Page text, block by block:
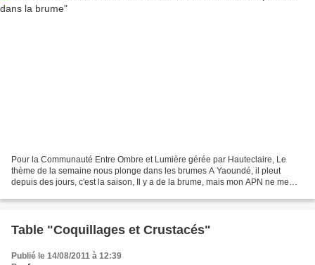
Pour la Communauté Entre Ombre et Lumière gérée par Hauteclaire, Le
thème de la semaine nous plonge dans les brumes A Yaoundé, il pleut
depuis des jours, c'est la saison, Il y a de la brume, mais mon APN ne me
Table "Coquillages et Crustacés"
Publié le 14/08/2011 à 12:39